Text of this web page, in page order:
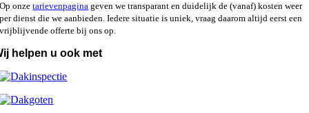
Op onzetarievenpagina geven we transparant en duidelijk de (vanaf) kosten weer
per dienst die we aanbieden. Iedere situatie is uniek, vraag daarom altijd eerst een
vrijblijvende offerte bij ons op.
helpen u ook met